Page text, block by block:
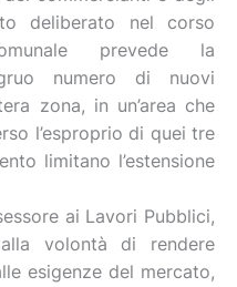
deliberato nel corso
prevede la
numero di nuovi
zona, in un’area che
l’esproprio di quei tre
limitano l’estensione
ai Lavori Pubblici,
volontà di rendere
esigenze del mercato,